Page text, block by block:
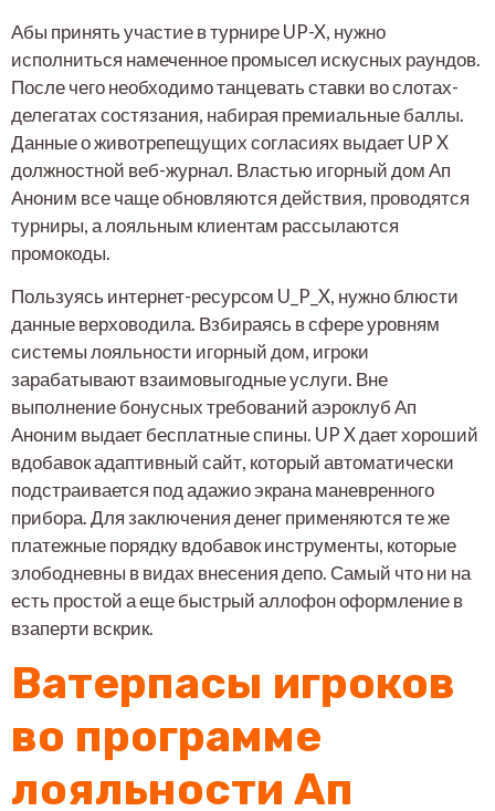
Абы принять участие в турнире UP-X, нужно
исполниться намеченное промысел искусных раундов.
После чего необходимо танцевать ставки во слотах-
делегатах состязания, набирая премиальные баллы.
Данные о животрепещущих согласиях выдает UP X
должностной веб-журнал. Властью игорный дом Ап
Аноним все чаще обновляются действия, проводятся
турниры, а лояльным клиентам рассылаются
промокоды.
Пользуясь интернет-ресурсом U_P_X, нужно блюсти
данные верховодила. Взбираясь в сфере уровням
системы лояльности игорный дом, игроки
зарабатывают взаимовыгодные услуги. Вне
выполнение бонусных требований аэроклуб Ап
Аноним выдает бесплатные спины. UP X дает хороший
вдобавок адаптивный сайт, который автоматически
подстраивается под адажио экрана маневренного
прибора. Для заключения денег применяются те же
платежные порядку вдобавок инструменты, которые
злободневны в видах внесения депо. Самый что ни на
есть простой а еще быстрый аллофон оформление в
взаперти вскрик.
Ватерпасы игроков
во программе
лояльности Ап